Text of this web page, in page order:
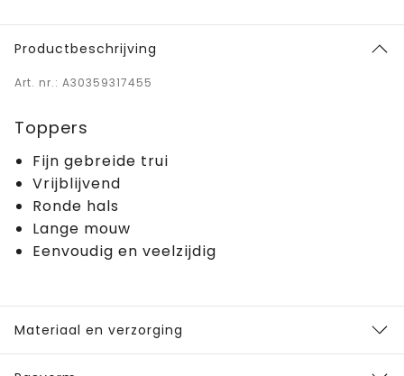
Productbeschrijving
Art. nr.: A30359317455
Toppers
Fijn gebreide trui
Vrijblijvend
Ronde hals
Lange mouw
Eenvoudig en veelzijdig
Materiaal en verzorging